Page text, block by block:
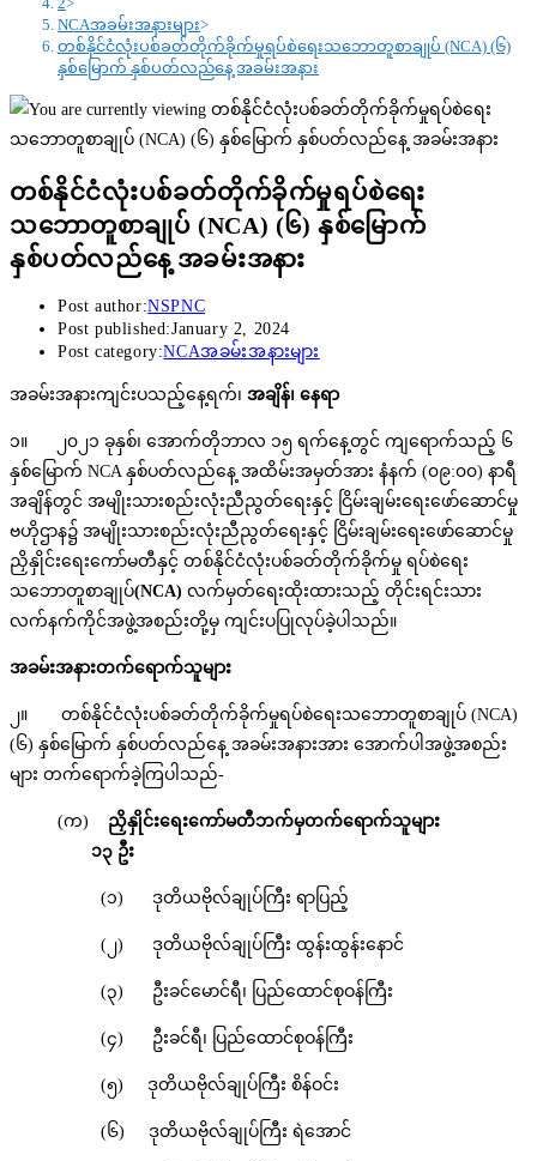
NCAအခမ်းအနားများ>
တစ်နိုင်ငံလုံးပစ်ခတ်တိုက်ခိုက်မှုရပ်စဲရေးသဘောတူစာချုပ် (NCA) (၆)
နှစ်မြောက် နှစ်ပတ်လည်နေ့ အခမ်းအနား
တစ်နိုင်ငံလုံးပစ်ခတ်တိုက်ခိုက်မှုရပ်စဲရေး
သဘောတူစာချုပ် (NCA) (၆) နှစ်မြောက်
နှစ်ပတ်လည်နေ့ အခမ်းအနား
Post author:NSPNC
Post published:January 2, 2024
Post category:NCAအခမ်းအနားများ
အခမ်းအနားကျင်းပသည့်နေ့ရက်၊ အချိန်၊ နေရာ
၁။ ၂၀၂၁ ခုနှစ်၊ အောက်တိုဘာလ ၁၅ ရက်နေ့တွင် ကျရောက်သည့် ၆
နှစ်မြောက် NCA နှစ်ပတ်လည်နေ့ အထိမ်းအမှတ်အား နံနက် (၀၉:၀၀) နာရီ
အချိန်တွင် အမျိုးသားစည်းလုံးညီညွတ်ရေးနှင့် ငြိမ်းချမ်းရေးဖော်ဆောင်မှု
ဗဟိုဌာန၌ အမျိုးသားစည်းလုံးညီညွတ်ရေးနှင့် ငြိမ်းချမ်းရေးဖော်ဆောင်မှု
ညှိနှိုင်းရေးကော်မတီနှင့် တစ်နိုင်ငံလုံးပစ်ခတ်တိုက်ခိုက်မှု ရပ်စဲရေး
သဘောတူစာချုပ်(NCA) လက်မှတ်ရေးထိုးထားသည့် တိုင်းရင်းသား
လက်နက်ကိုင်အဖွဲ့အစည်းတို့မှ ကျင်းပပြုလုပ်ခဲ့ပါသည်။
အခမ်းအနားတက်ရောက်သူများ
၂။ တစ်နိုင်ငံလုံးပစ်ခတ်တိုက်ခိုက်မှုရပ်စဲရေးသဘောတူစာချုပ် (NCA)
(၆) နှစ်မြောက် နှစ်ပတ်လည်နေ့ အခမ်းအနားအား အောက်ပါအဖွဲ့အစည်း
များ တက်ရောက်ခဲ့ကြပါသည်-
(က) ညှိနှိုင်းရေးကော်မတီဘက်မှတက်ရောက်သူများ
၁၃ ဦး
(၁) ဒုတိယဗိုလ်ချုပ်ကြီး ရာပြည့်
(၂) ဒုတိယဗိုလ်ချုပ်ကြီး ထွန်းထွန်းနောင်
(၃) ဦးခင်မောင်ရီ၊ ပြည်ထောင်စုဝန်ကြီး
(၄) ဦးခင်ရီ၊ ပြည်ထောင်စုဝန်ကြီး
(၅) ဒုတိယဗိုလ်ချုပ်ကြီး စိန်ဝင်း
(၆) ဒုတိယဗိုလ်ချုပ်ကြီး ရဲအောင်